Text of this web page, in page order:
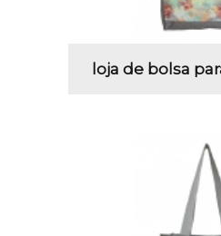
loja de bolsa